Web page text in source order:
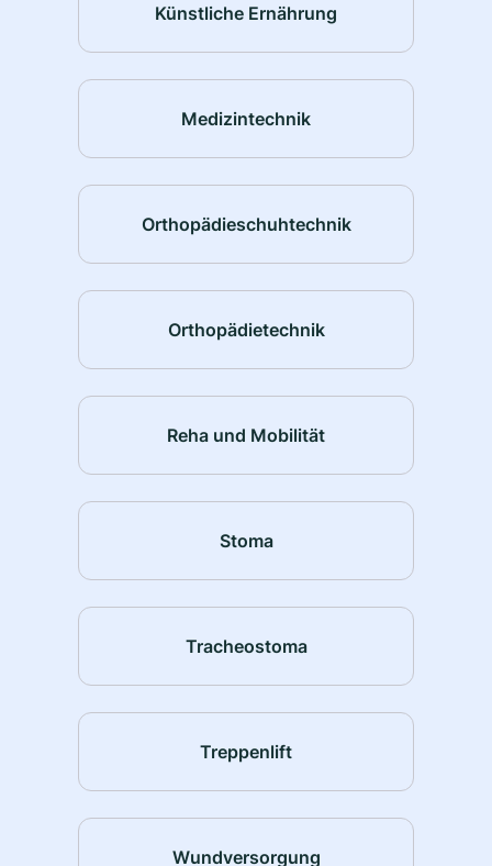
Künstliche Ernährung
Medizintechnik
Orthopädieschuhtechnik
Orthopädietechnik
Reha und Mobilität
Stoma
Tracheostoma
Treppenlift
Wundversorgung